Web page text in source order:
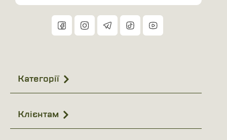
Категорії
Клієнтам